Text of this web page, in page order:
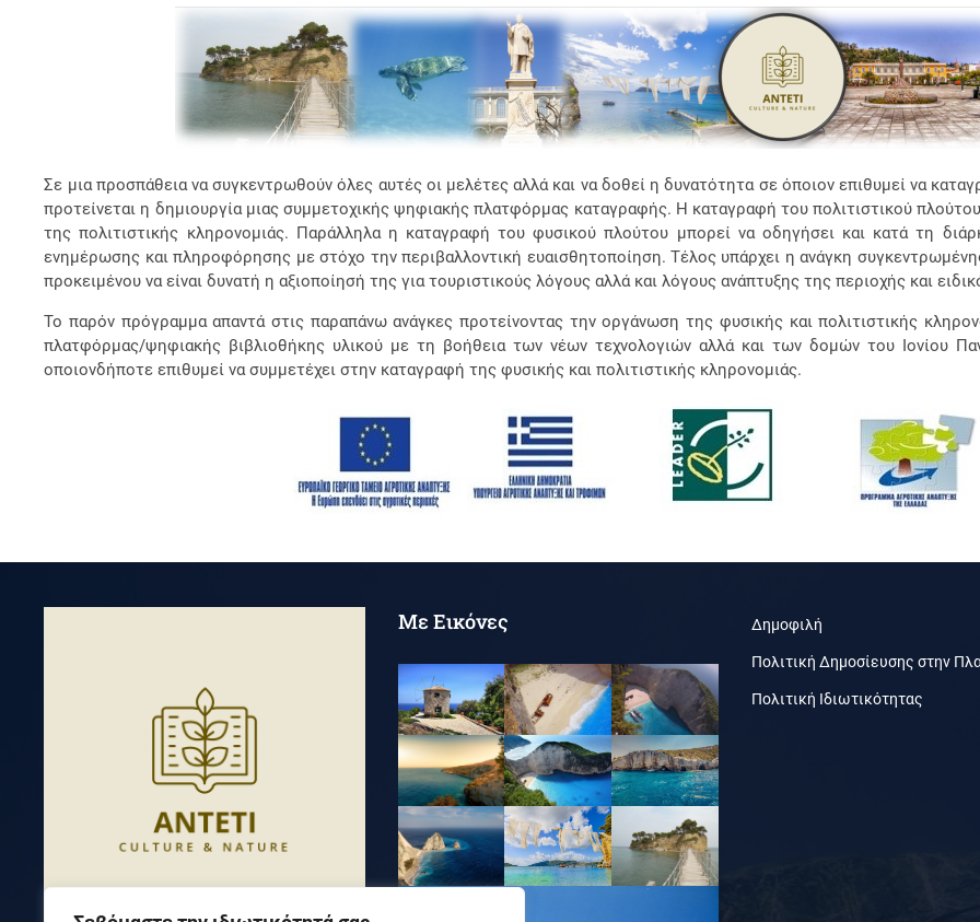
Σε μια προσπάθεια να συγκεντρωθούν όλες αυτές οι μελέτες αλλά και να δοθεί η δυνατότητα σε όποιον επιθυμεί να
προτείνεται η δημιουργία μιας συμμετοχικής ψηφιακής πλατφόρμας καταγραφής. Η καταγραφή του πολιτιστικού
της πολιτιστικής κληρονομιάς. Παράλληλα η καταγραφή του φυσικού πλούτου μπορεί να οδηγήσει και κατά τη
ενημέρωσης και πληροφόρησης με στόχο την περιβαλλοντική ευαισθητοποίηση. Τέλος υπάρχει η ανάγκη
προκειμένου να είναι δυνατή η αξιοποίησή της για τουριστικούς λόγους αλλά και λόγους ανάπτυξης της περιοχής και
Το παρόν πρόγραμμα απαντά στις παραπάνω ανάγκες προτείνοντας την οργάνωση της φυσικής και πολιτιστικής
πλατφόρμας/ψηφιακής βιβλιοθήκης υλικού με τη βοήθεια των νέων τεχνολογιών αλλά και των δομών του Ιονίου
οποιονδήποτε επιθυμεί να συμμετέχει στην καταγραφή της φυσικής και πολιτιστικής κληρονομιάς.
Με Εικόνες Δημοφιλή
Πολιτική Δημοσίευσης στην
Πολιτική Ιδιωτικότητας